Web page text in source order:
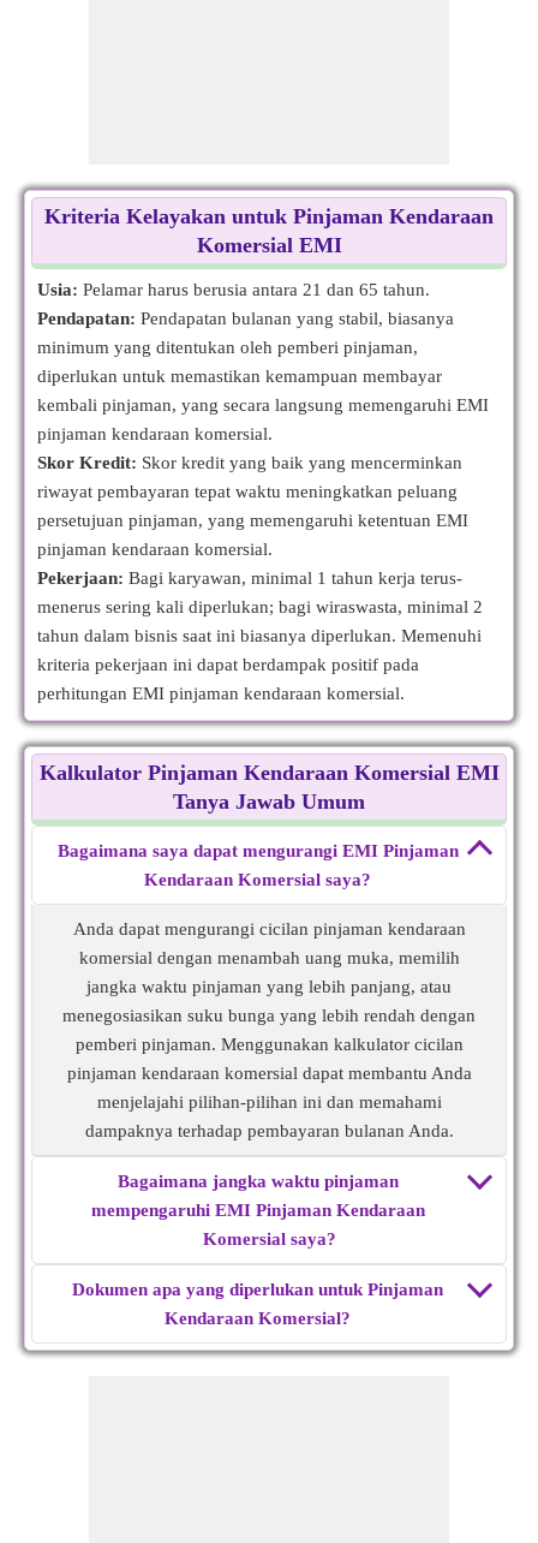
Kriteria Kelayakan untuk Pinjaman Kendaraan
Komersial EMI
Usia: Pelamar harus berusia antara 21 dan 65 tahun.
Pendapatan: Pendapatan bulanan yang stabil, biasanya
minimum yang ditentukan oleh pemberi pinjaman,
diperlukan untuk memastikan kemampuan membayar
kembali pinjaman, yang secara langsung memengaruhi EMI
pinjaman kendaraan komersial.
Skor Kredit: Skor kredit yang baik yang mencerminkan
riwayat pembayaran tepat waktu meningkatkan peluang
persetujuan pinjaman, yang memengaruhi ketentuan EMI
pinjaman kendaraan komersial.
Pekerjaan: Bagi karyawan, minimal 1 tahun kerja terus-
menerus sering kali diperlukan; bagi wiraswasta, minimal 2
tahun dalam bisnis saat ini biasanya diperlukan. Memenuhi
kriteria pekerjaan ini dapat berdampak positif pada
perhitungan EMI pinjaman kendaraan komersial.
Kalkulator Pinjaman Kendaraan Komersial EMI
Tanya Jawab Umum
Bagaimana saya dapat mengurangi EMI Pinjaman
Kendaraan Komersial saya?
Anda dapat mengurangi cicilan pinjaman kendaraan
komersial dengan menambah uang muka, memilih
jangka waktu pinjaman yang lebih panjang, atau
menegosiasikan suku bunga yang lebih rendah dengan
pemberi pinjaman. Menggunakan kalkulator cicilan
pinjaman kendaraan komersial dapat membantu Anda
menjelajahi pilihan-pilihan ini dan memahami
dampaknya terhadap pembayaran bulanan Anda.
Bagaimana jangka waktu pinjaman
mempengaruhi EMI Pinjaman Kendaraan
Komersial saya?
Dokumen apa yang diperlukan untuk Pinjaman
Kendaraan Komersial?